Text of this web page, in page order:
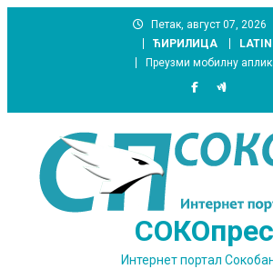
Петак, август 07, 2026
ЋИРИЛИЦА
Преузми мобилну
СОКОпрес
Интернет портал